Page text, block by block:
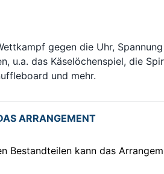
gegen die Uhr,
u.a. das Käselöchenspiel, die
und mehr.
ARRANGEMENT
Bestandteilen kann das